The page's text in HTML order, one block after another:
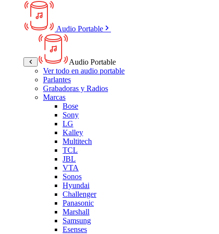
Audio Portable
Audio Portable
Ver todo en audio portable
Parlantes
Grabadoras y Radios
Marcas
Bose
Sony
LG
Kalley
Multitech
TCL
JBL
VTA
Sonos
Hyundai
Challenger
Panasonic
Marshall
Samsung
Esenses